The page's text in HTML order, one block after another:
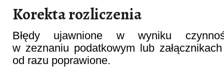
Korekta rozliczenia
Błędy ujawnione w wyniku
w zeznaniu podatkowym lub
od razu poprawione.